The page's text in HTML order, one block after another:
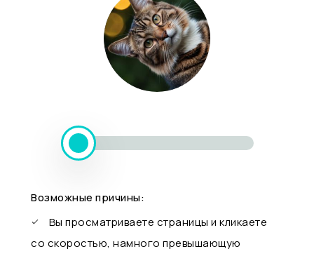
Возможные причины:
Вы просматриваете страницы и кликаете
со скоростью, намного превышающую